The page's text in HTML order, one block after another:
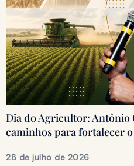
Dia do Agricultor: Antônio
caminhos para fortalecer
28 de julho de 2026